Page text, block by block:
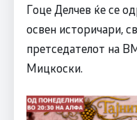
Гоце Делчев ќе се
освен историчари,
претседателот на
Мицкоски.